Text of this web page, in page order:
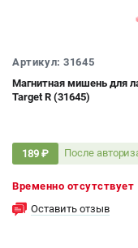
Артикул: 31645
Магнитная мишень для
Target R (31645)
189 ₽ После
Временно отсутствует
Оставить отзыв